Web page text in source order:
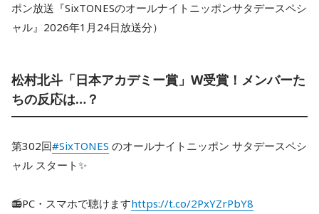
ポン放送『SixTONESのオールナイトニッポンサタデースペシ
ャル』2026年1月24日放送分）
松村北斗「日本アカデミー賞」W受賞！メンバーた
ちの反応は…？
第302回#SixTONES のオールナイトニッポン サタデースペシ
ャル スタート✨
📻PC・スマホで聴けますhttps://t.co/2PxYZrPbY8